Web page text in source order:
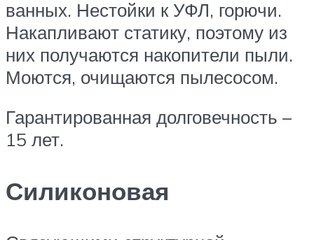
ванных. Нестойки к УФЛ, горючи.
Накапливают статику, поэтому из
них получаются накопители пыли.
Моются, очищаются пылесосом.
Гарантированная долговечность –
15 лет.
Силиконовая